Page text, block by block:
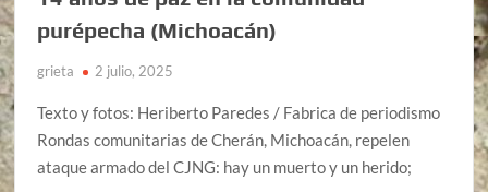
purépecha (Michoacán)
grieta 2 julio, 2025
Texto y fotos: Heriberto Paredes / Fabrica de periodismo
Rondas comunitarias de Cherán, Michoacán, repelen
ataque armado del CJNG: hay un muerto y un herido;